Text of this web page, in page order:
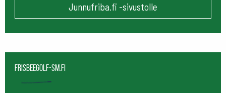
Junnufriba.fi -sivustolle
frisbeegolf-sm.fi